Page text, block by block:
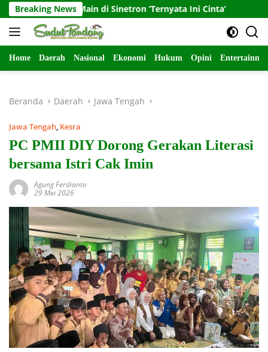
Langsung
ke
konten
Breaking News
Saat Main di Sinetron ‘Ternyata Ini Cinta’ Danramil
Home Daerah Nasional Ekonomi Hukum Opini
Beranda Daerah Jawa Tengah
Jawa Tengah, Kesra
PC PMII DIY Dorong Gerakan Literasi
bersama Istri Cak Imin
Agung Ferdianto
29 Mei 2026